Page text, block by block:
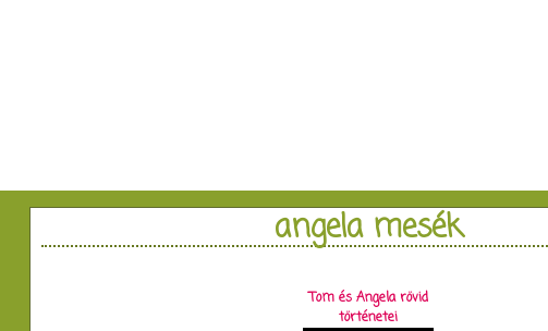
angela mesék
Tom és Angela rövid
történetei